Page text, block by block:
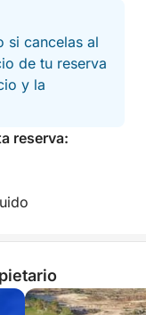
para parejas,
ofrece una
Chipre
si cancelas al
de tu reserva
y la
reserva: